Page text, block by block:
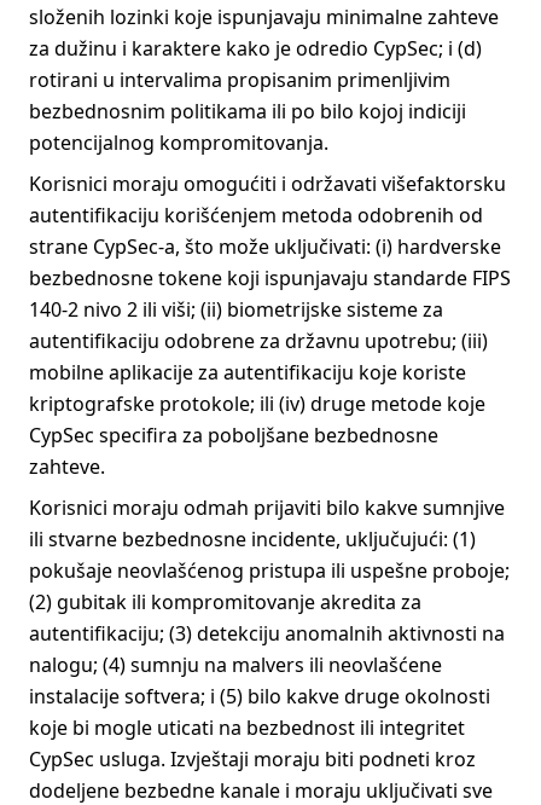
složenih lozinki koje ispunjavaju minimalne zahteve
za dužinu i karaktere kako je odredio CypSec; i (d)
rotirani u intervalima propisanim primenljivim
bezbednosnim politikama ili po bilo kojoj indiciji
potencijalnog kompromitovanja.
Korisnici moraju omogućiti i održavati višefaktorsku
autentifikaciju korišćenjem metoda odobrenih od
strane CypSec-a, što može uključivati: (i) hardverske
bezbednosne tokene koji ispunjavaju standarde FIPS
140-2 nivo 2 ili viši; (ii) biometrijske sisteme za
autentifikaciju odobrene za državnu upotrebu; (iii)
mobilne aplikacije za autentifikaciju koje koriste
kriptografske protokole; ili (iv) druge metode koje
CypSec specifira za poboljšane bezbednosne
zahteve.
Korisnici moraju odmah prijaviti bilo kakve sumnjive
ili stvarne bezbednosne incidente, uključujući: (1)
pokušaje neovlašćenog pristupa ili uspešne proboje;
(2) gubitak ili kompromitovanje akredita za
autentifikaciju; (3) detekciju anomalnih aktivnosti na
nalogu; (4) sumnju na malvers ili neovlašćene
instalacije softvera; i (5) bilo kakve druge okolnosti
koje bi mogle uticati na bezbednost ili integritet
CypSec usluga. Izvještaji moraju biti podneti kroz
dodeljene bezbedne kanale i moraju uključivati sve